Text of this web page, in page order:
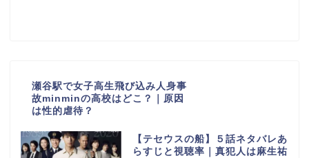
瀬谷駅で女子高生飛び込み人身事
故minminの高校はどこ？｜原因
は性的虐待？
【テセウスの船】５話ネタバレあ
らすじと視聴率｜真犯人は麻生祐